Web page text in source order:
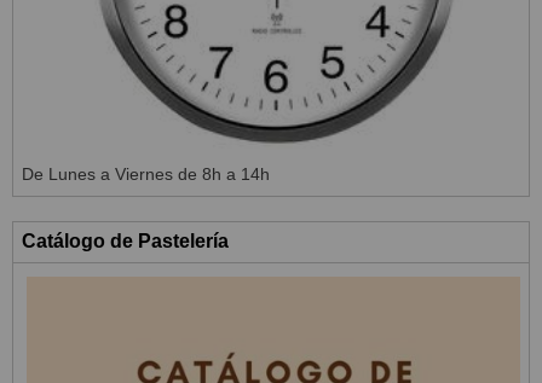
De Lunes a Viernes de 8h a 14h
Catálogo de Pastelería